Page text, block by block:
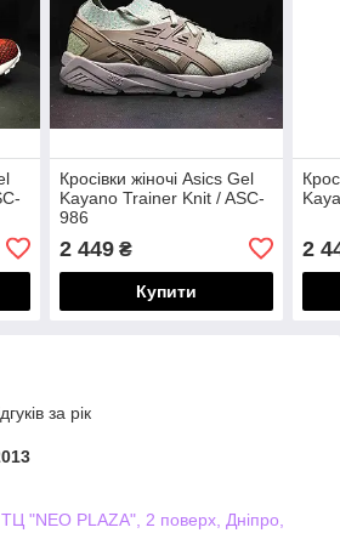
Кросівки жіночі Asics Gel
Kayano Trainer Knit / ASC-
986
2 449₴
Купити
2
за рік
"NEO PLAZA", 2 поверх, Дніпро,